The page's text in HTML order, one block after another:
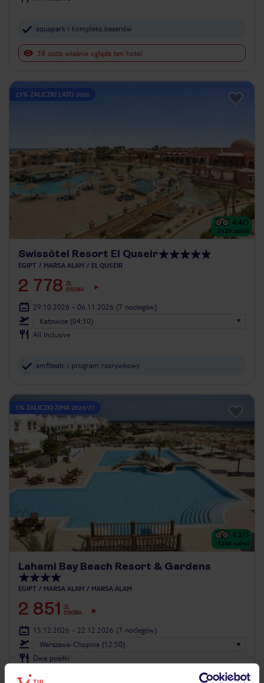
aquapark i kompleks basenów
38 osób właśnie ogląda ten hotel
25% ZALICZKI LATO 2026
4.4/5
3120 opinii
Swissôtel Resort El Quseir
EGIPT MARSA ALAM EL QUSEIR
2 778 ZŁ
OSOBA
29.10.2026 - 06.11.2026 (7 noclegów)
Katowice (04:30)
All Inclusive
amfiteatr i program rozrywkowy
5% ZALICZKI ZIMA 2026/27
4.2/5
1346 opinii
Lahami Bay Beach Resort & Gardens
EGIPT MARSA ALAM MARSA ALAM
2 851
ZŁ
OSOBA
15.12.2026 - 22.12.2026 (7 noclegów)
Warszawa-Chopina (12:50)
Dwa posiłki